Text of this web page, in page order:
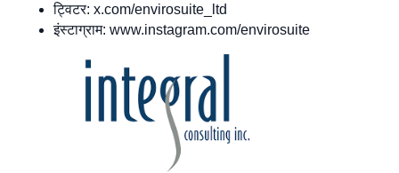
ट्विटर: x.com/envirosuite_ltd
इंस्टाग्राम: www.instagram.com/envirosuite